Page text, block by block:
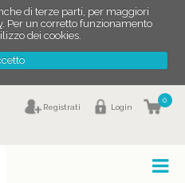
di terze parti, per maggiori
. Per un corretto funzionamento
dei cookies.
0
Login
Registrati